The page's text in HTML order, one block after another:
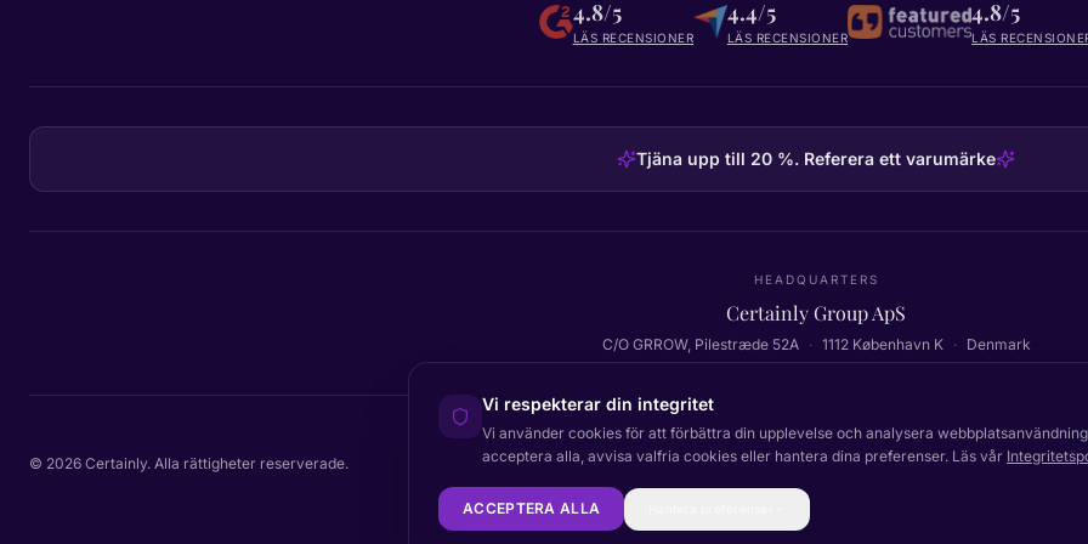
4.8/5
LÄS RECENSIONER
4.4/5
LÄS RECENSIONER
4.8/5
LÄS
Tjäna upp till 20 %. Referera ett varumärke
HEADQUARTERS
Certainly Group ApS
C/O GRROW, Pilestræde 52A · 1112 København K · Denmark
Tillbaka till toppen
© 2026 Certainly. Alla rättigheter reserverade.
DokumentationStatus
Vi respekterar din integritet
Vi använder cookies för att förbättra din upplevelse och analysera
acceptera alla, avvisa valfria cookies eller hantera dina preferenser. Läs vår
ACCEPTERA ALLA